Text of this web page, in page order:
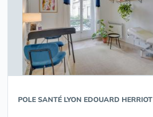
POLE SANTÉ LYON EDOUARD HERRIOT